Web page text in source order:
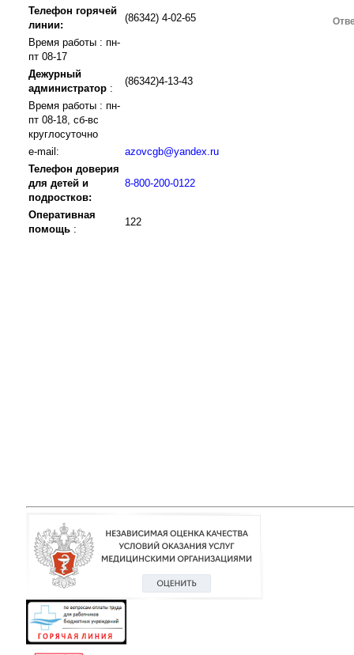
Телефон горячей
линии:
(86342) 4-02-65
Время работы : пн-
пт 08-17
Дежурный
администратор :
(86342)4-13-43
Время работы : пн-
пт 08-18, сб-вс
круглосуточно
e-mail:
azovcgb@yandex.ru
Телефон доверия
для детей и
подростков:
8-800-200-0122
Оперативная
помощь :
122